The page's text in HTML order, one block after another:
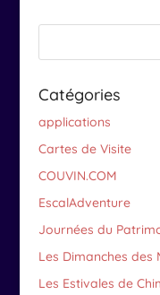
Catégories
applications
Cartes de Visite
COUVIN.COM
EscalAdventure
Journées du
Les Dimanches des
Les Estivales de